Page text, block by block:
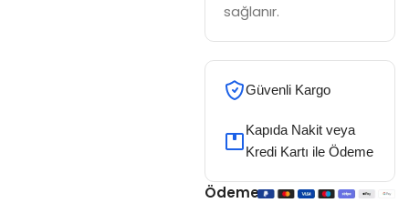
sağlanır.
Güvenli Kargo
Kapıda Nakit veya
Kredi Kartı ile Ödeme
Ödeme